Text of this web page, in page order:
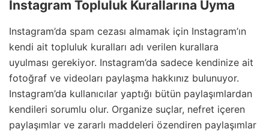
Instagram Topluluk Kurallarına Uyma
Instagram’da spam cezası almamak için Instagram’ın
kendi ait topluluk kuralları adı verilen kurallara
uyulması gerekiyor. Instagram’da sadece kendinize ait
fotoğraf ve videoları paylaşma hakkınız bulunuyor.
Instagram’da kullanıcılar yaptığı bütün paylaşımlardan
kendileri sorumlu olur. Organize suçlar, nefret içeren
paylaşımlar ve zararlı maddeleri özendiren paylaşımlar